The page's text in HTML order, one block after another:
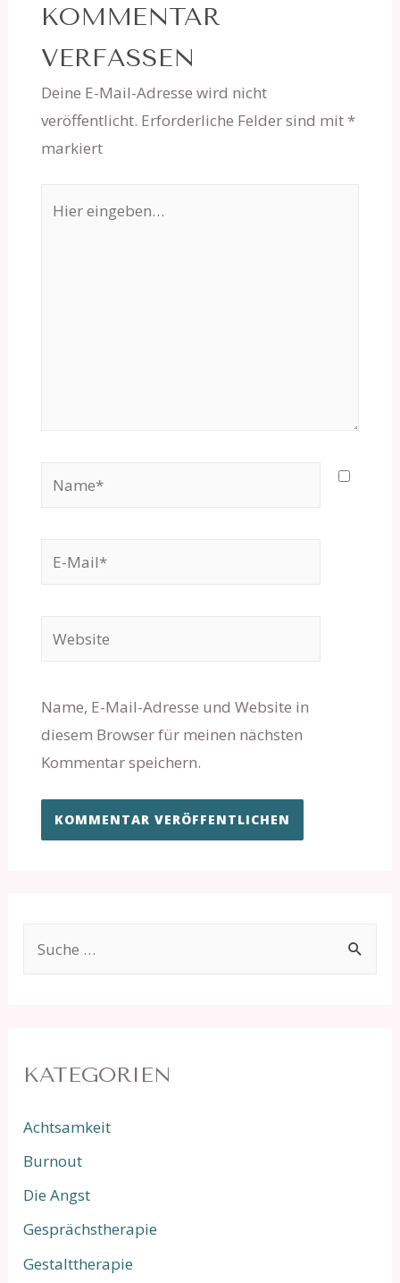
KOMMENTAR
VERFASSEN
Deine E-Mail-Adresse wird nicht
veröffentlicht. Erforderliche Felder sind mit *
markiert
eingeben…
Name*
E-
Website
Name, E-Mail-Adresse und Website in
diesem Browser für meinen nächsten
Kommentar speichern.
n
:
KATEGORIEN
Achtsamkeit
Burnout
Die Angst
Gesprächstherapie
Gestalttherapie